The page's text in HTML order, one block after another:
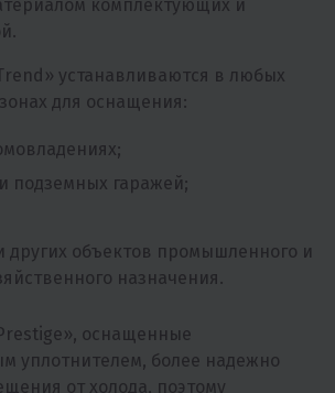
комплектующих и
устанавливаются в любых
для оснащения:
подземных гаражей;
других объектов промышленного и
назначения.
оснащенные
уплотнителем, более надежно
от холода, поэтому